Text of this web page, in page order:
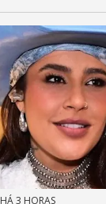
HÁ 3 HORAS